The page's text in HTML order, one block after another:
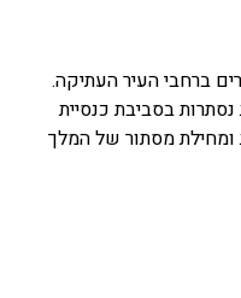
ברחבי העיר העתיקה.
בסביבת כנסיית
מסתור של המלך